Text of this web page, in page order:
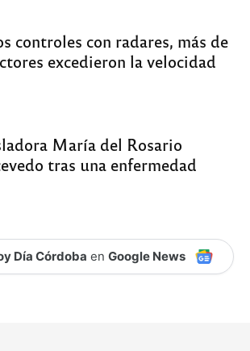
controles con radares, más de
excedieron la velocidad
María del Rosario
tras una enfermedad
Día Córdoba en Google News